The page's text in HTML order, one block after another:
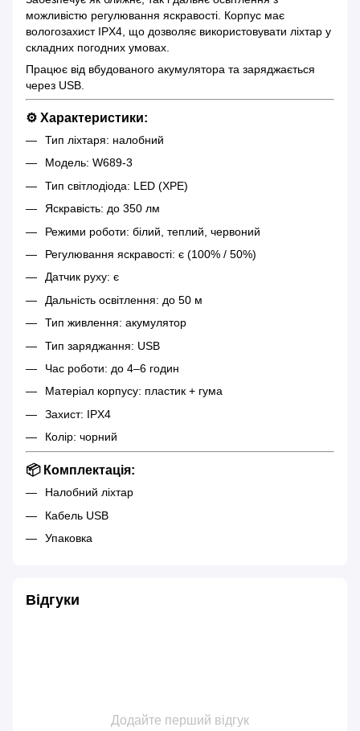
можливістю регулювання яскравості. Корпус має
вологозахист IPX4, що дозволяє використовувати ліхтар у
складних погодних умовах.
Працює від вбудованого акумулятора та заряджається
через USB.
⚙️ Характеристики:
Тип ліхтаря: налобний
Модель: W689-3
Тип світлодіода: LED (XPE)
Яскравість: до 350 лм
Режими роботи: білий, теплий, червоний
Регулювання яскравості: є (100% / 50%)
Датчик руху: є
Дальність освітлення: до 50 м
Тип живлення: акумулятор
Тип заряджання: USB
Час роботи: до 4–6 годин
Матеріал корпусу: пластик + гума
Захист: IPX4
Колір: чорний
📦 Комплектація:
Налобний ліхтар
Кабель USB
Упаковка
Відгуки
Додайте перший відгук